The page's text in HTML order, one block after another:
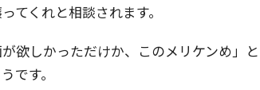
てくれと相談されます。
欲しかっただけか、このメリケンめ」と
です。